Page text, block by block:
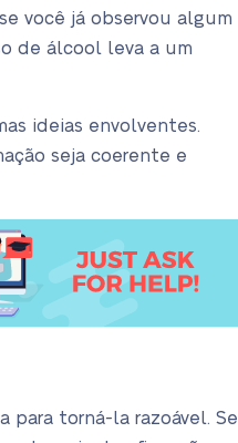
você já observou algum
de álcool leva a um
ideias envolventes.
seja coerente e
para torná-la razoável. Se